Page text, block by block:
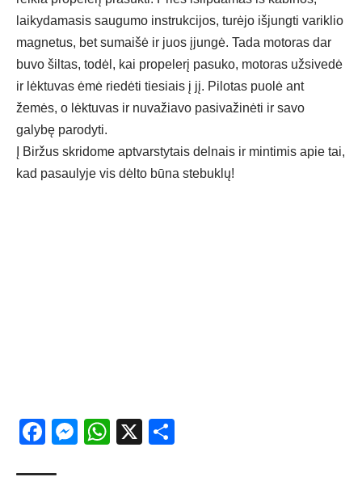
laikydamasis saugumo instrukcijos, turėjo išjungti variklio
magnetus, bet sumaišė ir juos įjungė. Tada motoras dar
buvo šiltas, todėl, kai propelerį pasuko, motoras užsivedė
ir lėktuvas ėmė riedėti tiesiais į jį. Pilotas puolė ant
žemės, o lėktuvas ir nuvažiavo pasivažinėti ir savo
galybę parodyti.
Į Biržus skridome aptvarstytais delnais ir mintimis apie tai,
kad pasaulyje vis dėlto būna stebuklų!
Facebook
Messenger
WhatsApp
X